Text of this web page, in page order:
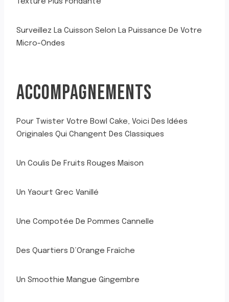
Surveillez La Cuisson Selon La Puissance De Votre
Micro-Ondes
ACCOMPAGNEMENTS
Pour Twister Votre Bowl Cake, Voici Des Idées
Originales Qui Changent Des Classiques
Un Coulis De Fruits Rouges Maison
Un Yaourt Grec Vanillé
Une Compotée De Pommes Cannelle
Des Quartiers D’Orange Fraîche
Un Smoothie Mangue Gingembre